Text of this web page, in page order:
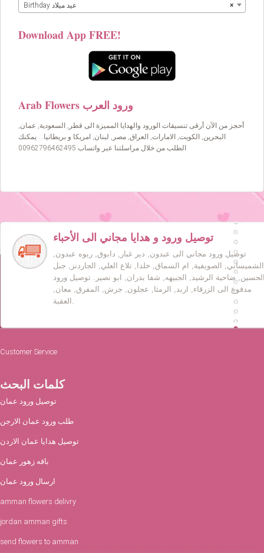
× Birthday عيد ميلاد
Download App FREE!
Arab Flowers ورود العرب
أحجز من الآن أرقى تنسيقات الورود والهدايا المميزة الى قطر, السعودية, عمان,
البحرين, الكويت, الامارات, العراق, مصر, لبنان, امريكا و بريطانيا… يمكنك
الطلب من خلال مراسلتنا عبر واتساب 00962796462495
توصيل ورود و هدايا مجاني الى الأحباء
توصيل ورود مجاني الى عبدون, دير غبار, دابوق, ربوه عبدون,
الشميساني, الصويفية, ام السماق, خلدا, تلاع العلي, الجاردنز, جبل
ضاحية الرشيد, الجبيهه, شفا بدران, ابو نصير. توصيل ورود
مدفوع الى الزرقاء, اربد, الرمثا, عجلون, جرش, المفرق, معان,
العقبة.
Customer Service
كلمات البحث
توصيل ورود عمان
طلب ورود عمان الارجن
توصيل هدايا عمان الاردن
باقه زهور عمان
ارسال ورود عمان
amman flowers delivry
jordan amman gifts
send flowers to amman